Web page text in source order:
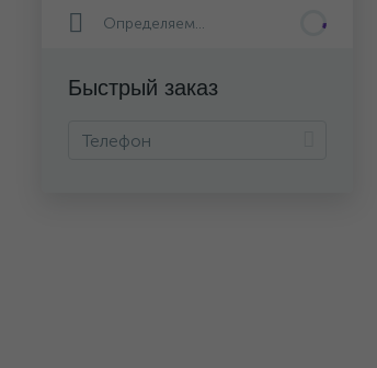
Определяем...
Быстрый заказ